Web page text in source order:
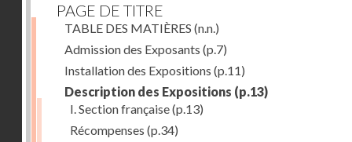
PAGE DE TITRE
TABLE DES MATIÈRES (n.n.)
Admission des Exposants (p.7)
Installation des Expositions (p.11)
Description des Expositions (p.13)
I. Section française(p.13)
Récompenses (p.34)